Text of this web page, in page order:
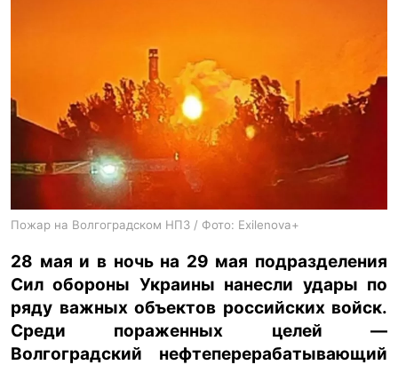
en
Пожар на Волгоградском НПЗ / Фото: Exilenova+
28 мая и в ночь на 29 мая подразделения
Сил обороны Украины нанесли удары по
ряду важных объектов российских войск.
Среди пораженных целей —
Волгоградский нефтеперерабатывающий